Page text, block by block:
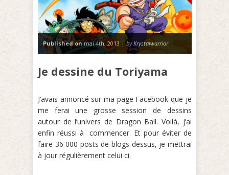
Published onmai 4th, 2013 |by Krystalwarrior
Je dessine du Toriyama
J’avais annoncé sur ma page Facebook que je
me ferai une grosse session de dessins
autour de l’univers de Dragon Ball. Voilà, j’ai
enfin réussi à commencer. Et pour éviter de
faire 36 000 posts de blogs dessus, je mettrai
à jour régulièrement celui ci.